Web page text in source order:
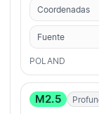
Coordenadas
Fuente
POLAND
M2.5